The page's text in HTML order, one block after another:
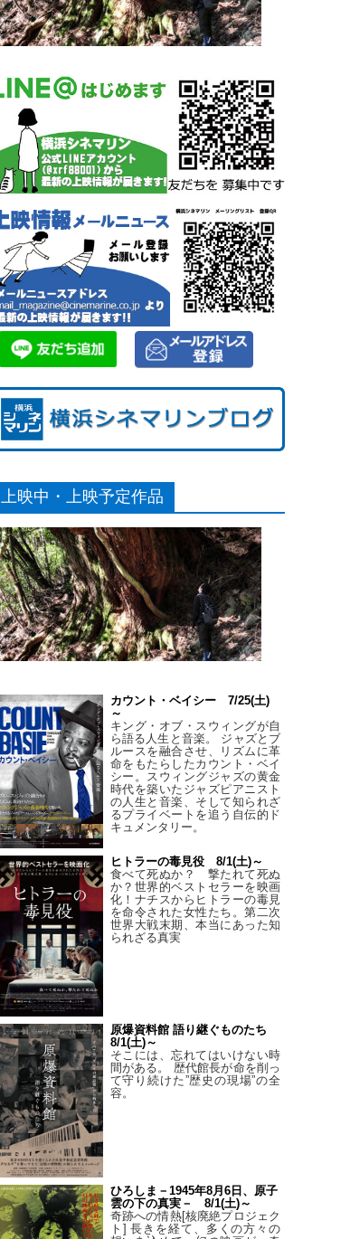
上映中・上映予定作品
カウント・ベイシー 7/25(土)
～
キング・オブ・スウィングが自
ら語る人生と音楽。 ジャズとブ
ルースを融合させ、リズムに革
命をもたらしたカウント・ベイ
シー。スウィングジャズの黄金
時代を築いたジャズピアニスト
の人生と音楽、そして知られざ
るプライベートを追う自伝的ド
キュメンタリー。
ヒトラーの毒見役 8/1(土)～
食べて死ぬか？ 撃たれて死ぬ
か？世界的ベストセラーを映画
化！ナチスからヒトラーの毒見
を命令された女性たち。第二次
世界大戦末期、本当にあった知
られざる真実
原爆資料館 語り継ぐものたち
8/1(土)～
そこには、忘れてはいけない時
間がある。 歴代館長が命を削っ
て守り続けた”歴史の現場”の全
容。
ひろしま－1945年8月6日、原子
雲の下の真実－ 8/1(土)～
奇跡への情熱[核廃絶プロジェク
ト] 長きを経て、多くの方々の